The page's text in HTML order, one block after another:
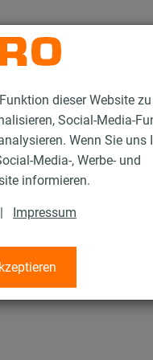
dieser Website zu
Social-Media-
Wenn Sie uns
Media-, Werbe- und
informieren.
| Impressum